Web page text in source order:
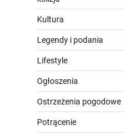
Kultura
Legendy i podania
Lifestyle
Ogłoszenia
Ostrzeżenia pogodowe
Potrącenie